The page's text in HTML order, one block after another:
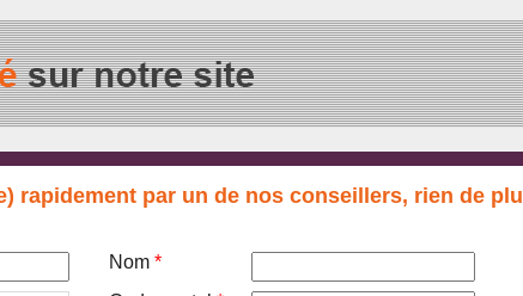
rapidement par un de nos conseillers, rien de
Nom*